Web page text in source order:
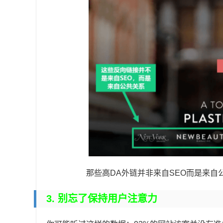
那些高DA外链并非来自SEO而是来自
3. 别忘了保持用户注意力